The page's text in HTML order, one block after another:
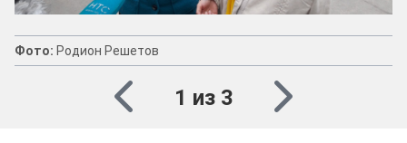
Фото: Родион Решетов
1 из 3